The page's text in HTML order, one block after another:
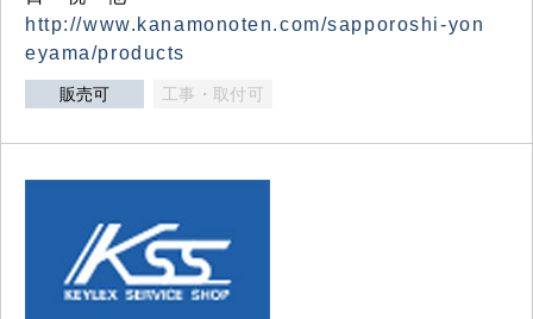
http://www.kanamonoten.com/sapporoshi-yon
eyama/products
販売可 工事・取付可